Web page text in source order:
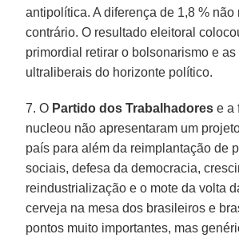
antipolítica. A diferença de 1,8 % não
contrário. O resultado eleitoral
primordial retirar o bolsonarismo e
ultraliberais do horizonte político.
7. O Partido dos Trabalhadores e a
nucleou não apresentaram um
país para além da reimplantação de
sociais, defesa da democracia,
reindustrialização e o mote da volta
cerveja na mesa dos brasileiros e
pontos muito importantes, mas